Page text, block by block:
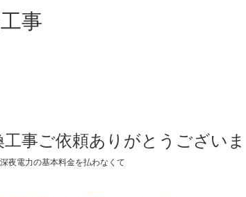
事
事ご依頼ありがとうございま
夜電力の基本料金を払わなくて